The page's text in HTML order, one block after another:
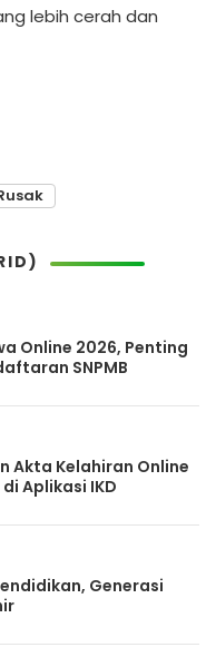
lebih cerah dan
Online 2026, Penting
SNPMB
Akta Kelahiran Online
Aplikasi IKD
Generasi